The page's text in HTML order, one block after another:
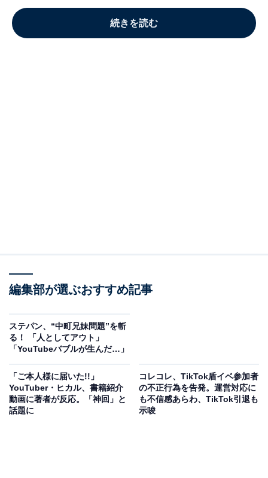
続きを読む
編集部が選ぶおすすめ記事
ステパン、“中町兄妹問題”を斬
る！ 「人としてアウト」
「YouTubeバブルが生んだ…」
「ご本人様に届いた!!」
YouTuber・ヒカル、書籍紹介
動画に著者が反応。「神回」と
話題に
コレコレ、TikTok盾イベ参加者
の不正行為を告発。運営対応に
も不信感あらわ、TikTok引退も
示唆